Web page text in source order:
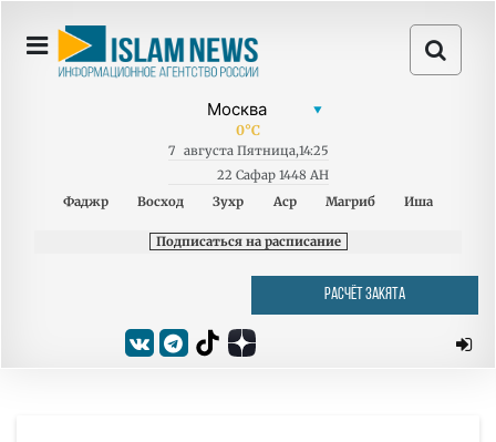
0°C
7 августа Пятница,14:25
22 Сафар 1448 AH
Фаджр
Восход Зухр Аср Магриб Иша
Подписаться на расписание
РАСЧЁТ ЗАКЯТА